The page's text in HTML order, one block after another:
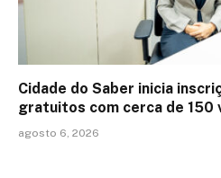
Cidade do Saber inicia
gratuitos com cerca de 150
agosto 6, 2026